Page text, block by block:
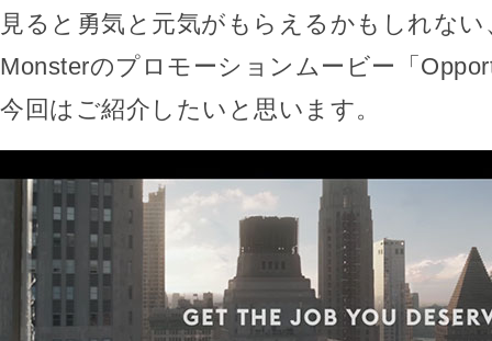
見ると勇気と元気がもらえるかもしれな
Monsterのプロモーションムービー「
今回はご紹介したいと思います。